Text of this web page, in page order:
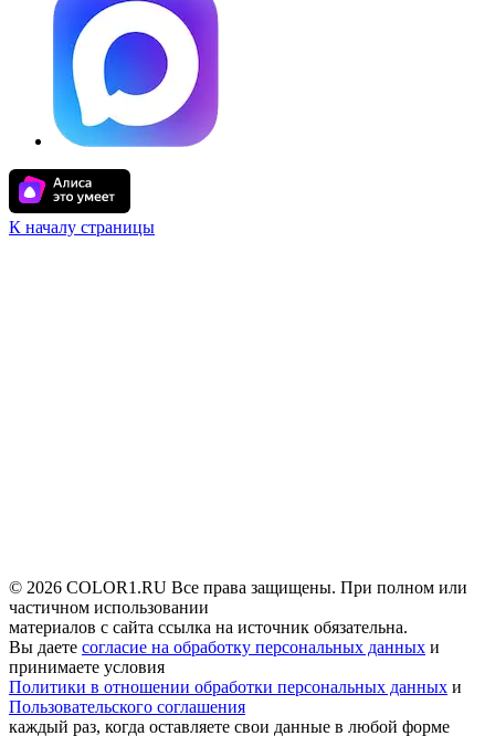
К началу страницы
© 2026 COLOR1.RU Все права защищены. При полном или
частичном использовании
материалов с сайта ссылка на источник обязательна.
Вы даете согласие на обработку персональных данных и
принимаете условия
Политики в отношении обработки персональных данных и
Пользовательского соглашения
каждый раз, когда оставляете свои данные в любой форме